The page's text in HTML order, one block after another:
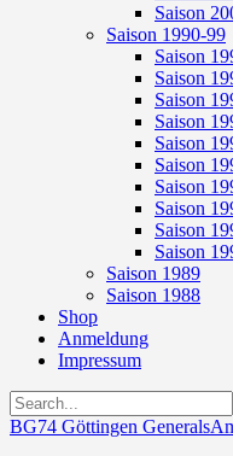
Saison
Saison 1990-99
Saison
Saison
Saison
Saison
Saison
Saison
Saison
Saison
Saison
Saison
Saison 1989
Saison 1988
Shop
Anmeldung
Impressum
BG74 Göttingen Generals